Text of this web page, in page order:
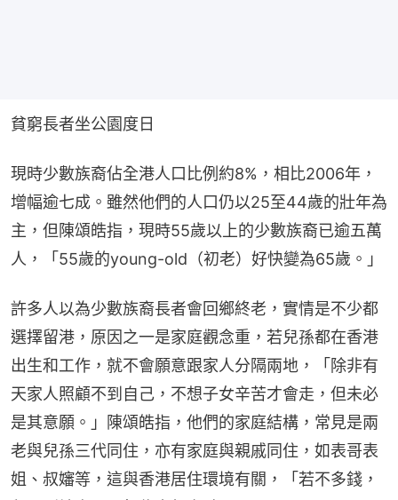
貧窮長者坐公園度日
現時少數族裔佔全港人口比例約8%，相比2006年，
增幅逾七成。雖然他們的人口仍以25至44歲的壯年為
主，但陳頌皓指，現時55歲以上的少數族裔已逾五萬
人，「55歲的young-old（初老）好快變為65歲。」
許多人以為少數族裔長者會回鄉終老，實情是不少都
選擇留港，原因之一是家庭觀念重，若兒孫都在香港
出生和工作，就不會願意跟家人分隔兩地，「除非有
天家人照顧不到自己，不想子女辛苦才會走，但未必
是其意願。」陳頌皓指，他們的家庭結構，常見是兩
老與兒孫三代同住，亦有家庭與親戚同住，如表哥表
姐、叔嬸等，這與香港居住環境有關，「若不多錢，